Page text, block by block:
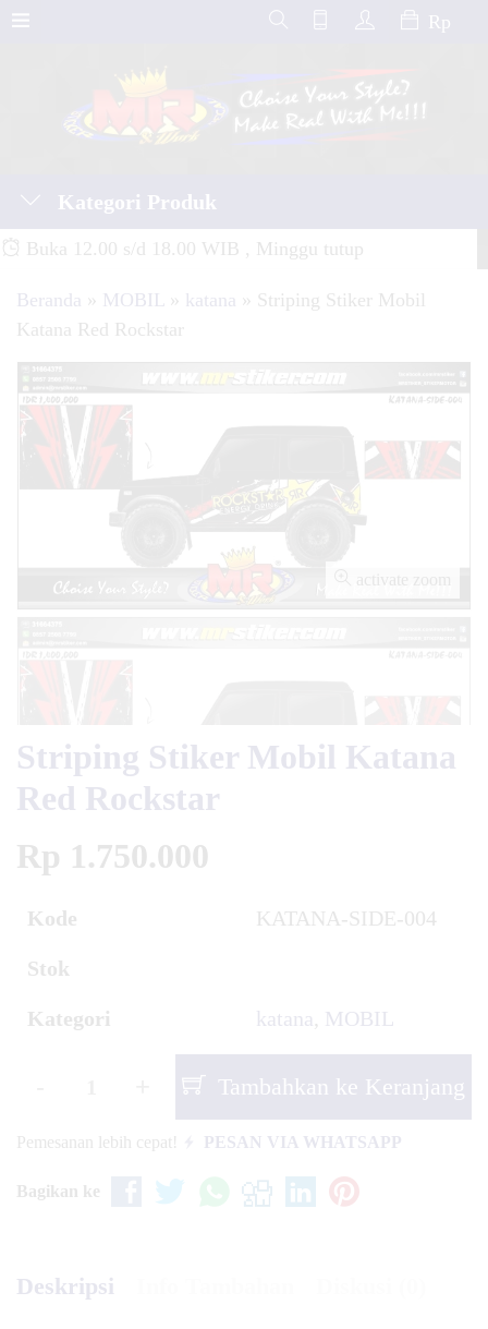
Rp
Kategori Produk
Buka 12.00 s/d 18.00 WIB , Minggu tutup
Beranda » MOBIL » katana » Striping Stiker Mobil
Katana Red Rockstar
Striping Stiker Mobil Katana
Red Rockstar
Rp 1.750.000
Kode KATANA-SIDE-004
Stok
Kategori katana, MOBIL
Tambahkan ke Keranjang
Pemesanan lebih cepat! PESAN VIA WHATSAPP
Bagikan ke
Deskripsi